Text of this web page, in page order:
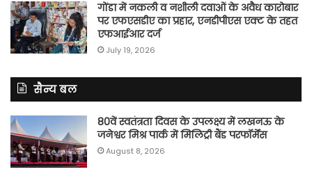
गोंडा में नकली व नशीली दवाओं के अवैध कारोबार
पर एफएसडीए का प्रहार, एनडीपीएस एक्ट के तहत
एफआईआर दर्ज
July 19, 2026
सैन्य बल
80वें स्वतंत्रता दिवस के उपलक्ष्य में लखनऊ के
जनेश्वर मिश्र पार्क में मिलिट्री बैंड परफॉर्मेंस
August 8, 2026